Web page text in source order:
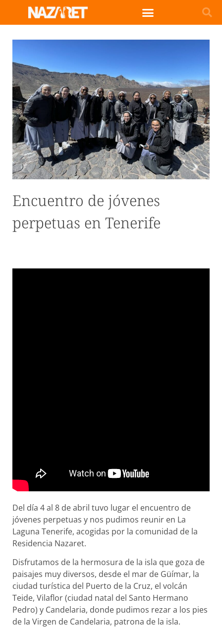
Encuentro de jóvenes
perpetuas en Tenerife
Del día 4 al 8 de abril tuvo lugar el encuentro de
jóvenes perpetuas y nos pudimos reunir en La
Laguna Tenerife, acogidas por la comunidad de la
Residencia Nazaret.
Disfrutamos de la hermosura de la isla que goza de
paisajes muy diversos, desde el mar de Güímar, la
ciudad turística del Puerto de la Cruz, el volcán
Teide, Vilaflor (ciudad natal del Santo Hermano
Pedro) y Candelaria, donde pudimos rezar a los pies
de la Virgen de Candelaria, patrona de la isla.